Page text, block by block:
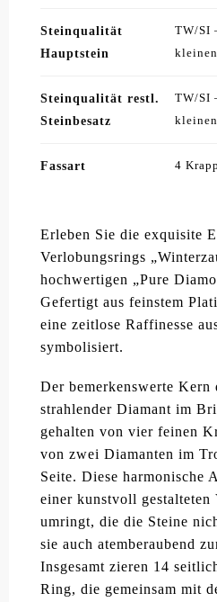
Steinqualität
Hauptstein
TW/SI
Steinqualität restl.
Steinbesatz
TW/SI
Fassart 4
Erleben Sie die exquisite
Verlobungsrings
hochwertigen „Pure
Gefertigt aus feinstem
eine zeitlose Raffinesse
symbolisiert.
Der bemerkenswerte Kern
strahlender Diamant im
gehalten von vier feinen
von zwei Diamanten im
Seite. Diese harmonische
einer kunstvoll gestalteten
umringt, die die Steine
sie auch atemberaubend
Insgesamt zieren 14
Ring, die gemeinsam mit